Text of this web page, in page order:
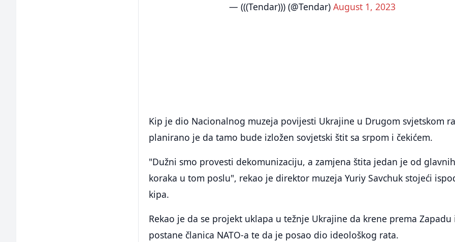
— (((Tendar))) (@Tendar) August 1, 2023
Kip je dio Nacionalnog muzeja povijesti Ukrajine u Drugom svjetskom
planirano je da tamo bude izložen sovjetski štit sa srpom i čekićem.
"Dužni smo provesti dekomunizaciju, a zamjena štita jedan je od
koraka u tom poslu", rekao je direktor muzeja Yuriy Savchuk stojeći
kipa.
Rekao je da se projekt uklapa u težnje Ukrajine da krene prema Zapadu
postane članica NATO-a te da je posao dio ideološkog rata.